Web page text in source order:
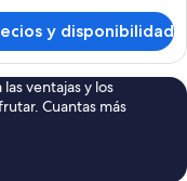
y disponibilidad
ventajas y los
Cuantas más